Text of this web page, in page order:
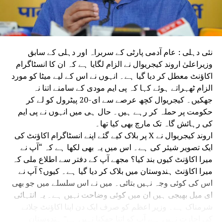
ہوئے تلاش کیا جا سکتا ہے۔ عہدیداروں نے کہا کہ 2002 کے بعد
دوسری ریاستوں سے دہلی منتقل ہونے والے ووٹرز کو تصدیق
کے عمل کے حصے کے طور پر اپنی پچھلی ریاست میں آخری ایس
آئی آر (چاہے یہ 2002، 2003 یا 2005 میں تھا) فراہم کرنے
کی ضرورت ہوگی۔ انہوں نے مزید کہا کہ ایسے ووٹر
اپنے والدین کے بارے میں موجودہ معلومات بھی
فراہم کر سکتے ہیں، بشرطیکہ ان کے والدین کی
حالت میں ایس آئی آر پہلے ہی کرایا گیا ہو۔
نئی دہلی : عام آدمی پارٹی کے سربراہ اور دہلی کے سابق
وزیراعلیٰ اروند کیجریوال نے الزام لگایا ہے کہ ان کا انسٹاگرام
اکاؤنٹ معطل کر دیا گیا ہے۔ انہوں نے اس کے لیے میٹا کو مورد
الزام ٹھہراتے ہوئے کہا کہ پی ایم مودی کے سامنے اتنا نہ
جھکیں۔ کیجریوال کچھ عرصے سے ای-20 پیٹرول کو لے کر
حکومت پر حملہ کر رہے ہیں۔ حال ہی میں انہوں نے پی ایم
کی رہائش گاہ تک مارچ بھی کیا تھا۔
اروند کیجریوال نے X پر بلاک کیے گئے اپنے انسٹاگرام اکاؤنٹ کی
ایک تصویر شیئر کی ہے۔ اس میں یہ بھی لکھا ہے کہ “آپ نے
میرا اکاؤنٹ کیوں بند کیا؟ مجھے آپ کے دفتر سے اطلاع ملی کہ
میرا اکاؤنٹ ہندوستان میں بلاک کر دیا گیا ہے۔ کیوں؟ آپ نے
اس کی کوئی وجہ نہیں بتائی۔ میں نے اس سلسلے میں جو بھی
ای میل بھیجی ہیں ان میں کوئی وضاحت نہیں ہے۔ یہ انتہائی